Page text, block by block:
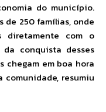
do município.
de 250 famílias, onde
diretamente com o
conquista desses
chegam em boa hora
resumiu